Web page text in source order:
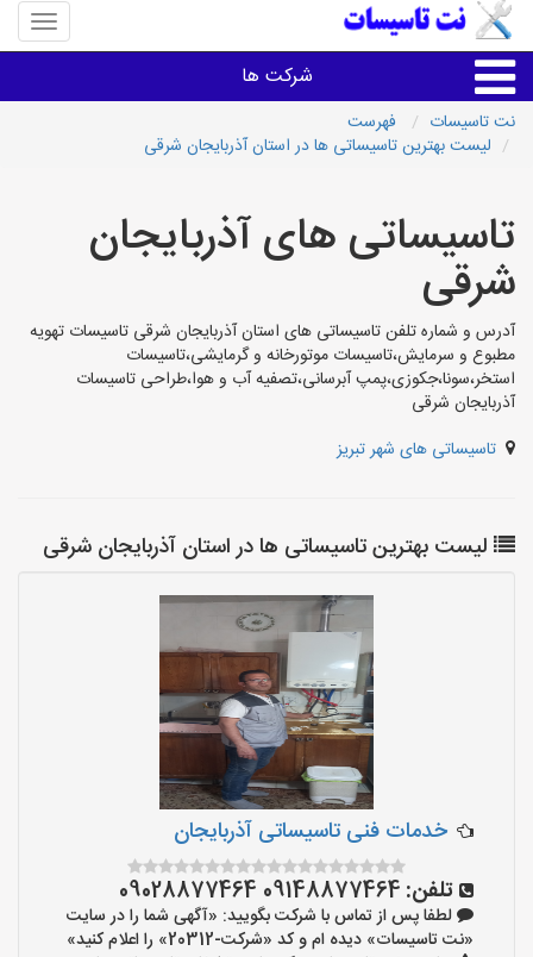
منوی
سایت
شرکت ها
خدمات تاسیسات ساختمان
خدمات تاسیسات ساختمان
تاسیساتی های شهرها
نت تاسیسات
فهرست
لیست بهترین تاسیساتی ها در استان آذربایجان شرقی
تاسیساتی های آذربایجان
شرقی
آدرس و شماره تلفن تاسیساتی های استان آذربایجان شرقی تاسیسات تهویه
مطبوع و سرمایش،تاسیسات موتورخانه و گرمایشی،تاسیسات
استخر،سونا،جکوزی،پمپ آبرسانی،تصفیه آب و هوا،طراحی تاسیسات
آذربایجان شرقی
تاسیساتی های شهر تبریز
لیست بهترین تاسیساتی ها در استان آذربایجان شرقی
خدمات فنی تاسیساتی آذربایجان
تلفن: 09148877464 09028877464
لطفا پس از تماس با شرکت بگویید: «آگهی شما را در سایت
«نت تاسیسات» دیده ام و کد «شرکت-20312» را اعلام کنید»